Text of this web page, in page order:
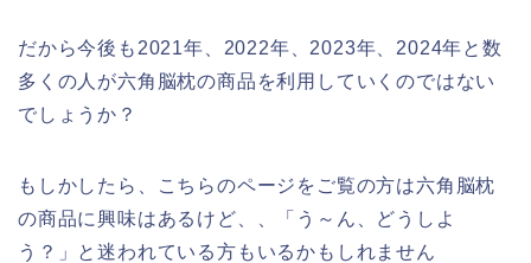
だから今後も2021年、2022年、2023年、2024年と数
多くの人が六角脳枕の商品を利用していくのではない
でしょうか？
もしかしたら、こちらのページをご覧の方は六角脳枕
の商品に興味はあるけど、、「う～ん、どうしよ
う？」と迷われている方もいるかもしれません